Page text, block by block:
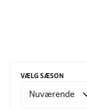
VÆLG SÆSON